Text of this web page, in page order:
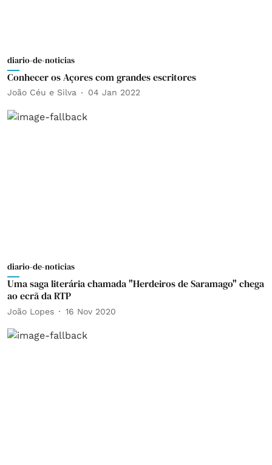
diario-de-noticias
Conhecer os Açores com grandes escritores
João Céu e Silva 04 Jan 2022
diario-de-noticias
Uma saga literária chamada "Herdeiros de Saramago" chega
ao ecrã da RTP
João Lopes 16 Nov 2020